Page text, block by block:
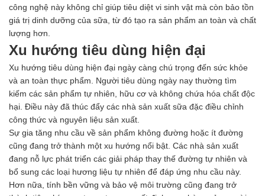
công nghệ này không chỉ giúp tiêu diệt vi sinh vật mà còn bảo tồn
giá trị dinh dưỡng của sữa, từ đó tạo ra sản phẩm an toàn và chất
lượng hơn.
Xu hướng tiêu dùng hiện đại
Xu hướng tiêu dùng hiện đại ngày càng chú trọng đến sức khỏe
và an toàn thực phẩm. Người tiêu dùng ngày nay thường tìm
kiếm các sản phẩm tự nhiên, hữu cơ và không chứa hóa chất độc
hại. Điều này đã thúc đẩy các nhà sản xuất sữa đặc điều chỉnh
công thức và nguyên liệu sản xuất.
Sự gia tăng nhu cầu về sản phẩm không đường hoặc ít đường
cũng đang trở thành một xu hướng nổi bật. Các nhà sản xuất
đang nỗ lực phát triển các giải pháp thay thế đường tự nhiên và
bổ sung các loại hương liệu tự nhiên để đáp ứng nhu cầu này.
Hơn nữa, tính bền vững và bảo vệ môi trường cũng đang trở